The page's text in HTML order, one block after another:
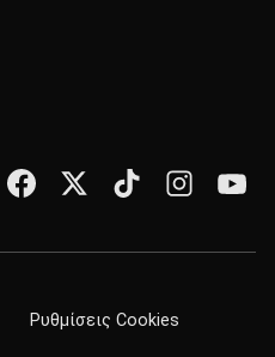
Ρυθμίσεις Cookies